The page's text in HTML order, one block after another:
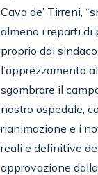
Cava de’ Tirreni,
almeno i reparti di
proprio dal
l’apprezzamento
sgombrare il
nostro ospedale,
rianimazione e i
reali e definitive
approvazione